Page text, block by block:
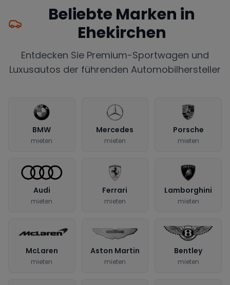
Beliebte Marken in
Ehekirchen
Entdecken Sie Premium-Sportwagen und
Luxusautos der führenden Automobilhersteller
BMW
mieten
Mercedes
mieten
Porsche
mieten
Audi
mieten
Ferrari
mieten
Lamborghini
mieten
McLaren
mieten
Aston Martin
mieten
Bentley
mieten